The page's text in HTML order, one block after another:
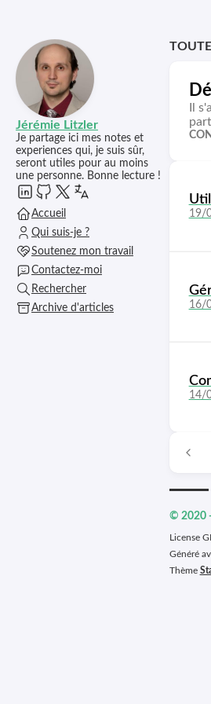
Jérémie Litzler
Je partage ici mes notes et
experiences qui, je suis sûr,
seront utiles pour au moins
une personne. Bonne lecture !
Accueil
Qui suis-je ?
Soutenez mon travail
Contactez-moi
Rechercher
Archive d'articles
Il
19/
16/
14/
© 2020
License
Généré
Thème